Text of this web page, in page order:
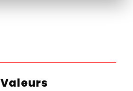
Valeurs